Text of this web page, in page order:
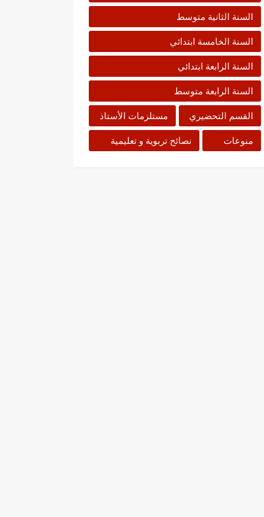
السنة الثانية متوسط
السنة الخامسة ابتدائي
السنة الرابعة ابتدائي
السنة الرابعة متوسط
القسم التحضيري مستلزمات الأستاذ
منوعات نصائح تربوية و تعليمية